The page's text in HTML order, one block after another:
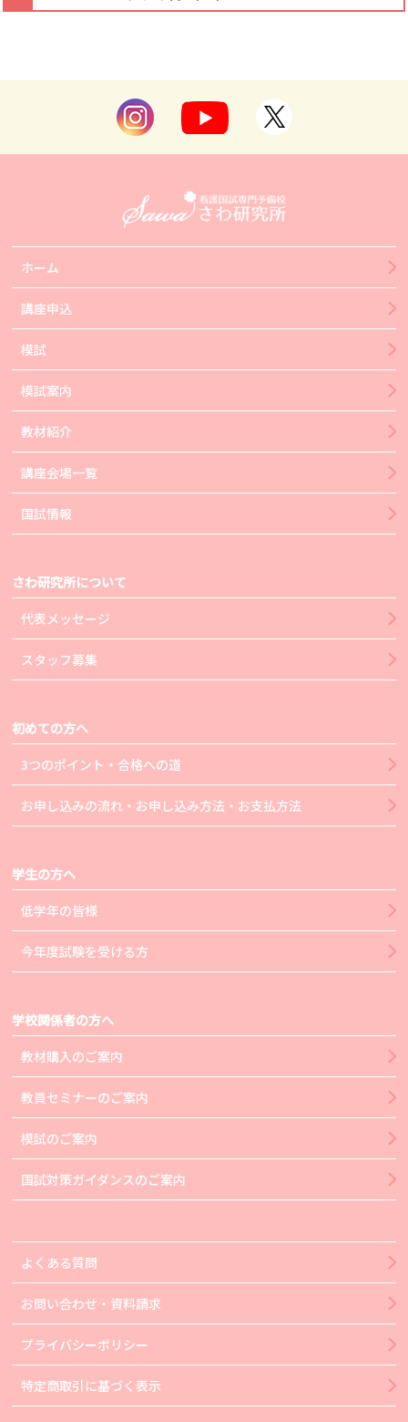
ホーム
講座申込
模試
模試案内
教材紹介
講座会場一覧
国試情報
さわ研究所について
代表メッセージ
スタッフ募集
初めての方へ
3つのポイント・合格への道
お申し込みの流れ・お申し込み方法・お支払方法
学生の方へ
低学年の皆様
今年度試験を受ける方
学校関係者の方へ
教材購入のご案内
教員セミナーのご案内
模試のご案内
国試対策ガイダンスのご案内
よくある質問
お問い合わせ・資料請求
プライバシーポリシー
特定商取引に基づく表示